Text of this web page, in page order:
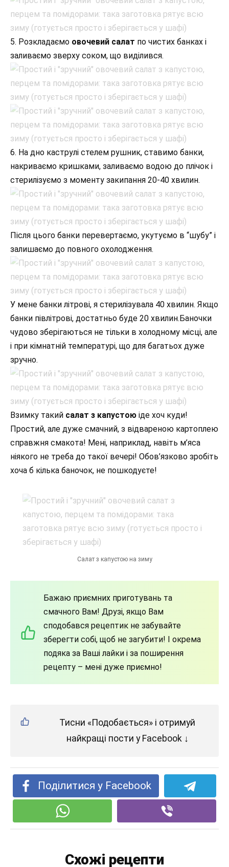
5. Розкладаємо овочевий салат по чистих банках і
заливаємо зверху соком, що виділився.
6. На дно каструлі стелем рушник, ставимо банки,
накриваємо кришками, заливаємо водою до плічок і
стерилізуємо з моменту закипання 20-40 хвилин.
Після цього банки перевертаємо, укутуємо в “шубу” і
залишаємо до повного охолодження.
У мене банки літрові, я стерилізувала 40 хвилин. Якщо
банки півлітрові, достатньо буде 20 хвилин.Баночки
чудово зберігаються не тільки в холодному місці, але
і при кімнатній температурі, що для багатьох дуже
зручно.
Взимку такий салат з капустою іде хоч куди!
Простий, але дуже смачний, з відвареною картоплею
справжня смакота! Мені, наприклад, навіть м’яса
ніякого не треба до такої вечері! Обов’язково зробіть
хоча б кілька баночок, не пошкодуєте!
Салат з капустою на зиму
Бажаю приємних приготувань та
смачного Вам! Друзі, якщо Вам
сподобався рецептик не забувайте
зберегти собі, щоб не загубити! І окрема
подяка за Ваші лайки і за поширення
рецепту – мені дуже приємно!
Тисни «Подобається» і отримуй
найкращі пости у Facebook ↓
Поділитися у Facebook
Схожі рецепти